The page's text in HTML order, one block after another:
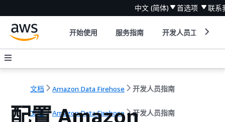
中文 (简体) 首选项 联系
开始使用 服务指南 开发人员工具
文档 Amazon Data Firehose 开发人员指南
文档 Amazon Data Firehose 开发人员指南
配置 Amazon